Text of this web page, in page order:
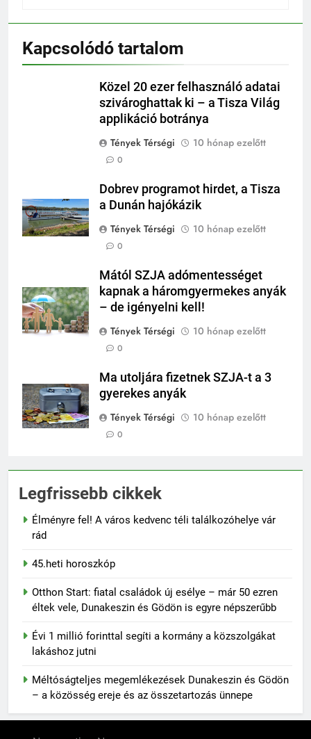
Kapcsolódó tartalom
Közel 20 ezer felhasználó adatai
szivároghattak ki – a Tisza Világ
applikáció botránya
Tények Térségi
10 hónap ezelőtt
0
Dobrev programot hirdet, a Tisza
a Dunán hajókázik
Tények Térségi
10 hónap ezelőtt
0
Mától SZJA adómentességet
kapnak a háromgyermekes anyák
– de igényelni kell!
Tények Térségi
10 hónap ezelőtt
0
Ma utoljára fizetnek SZJA-t a 3
gyerekes anyák
Tények Térségi
10 hónap ezelőtt
0
Legfrissebb cikkek
Élményre fel! A város kedvenc téli találkozóhelye vár
rád
45.heti horoszkóp
Otthon Start: fiatal családok új esélye – már 50 ezren
éltek vele, Dunakeszin és Gödön is egyre népszerűbb
Évi 1 millió forinttal segíti a kormány a közszolgákat
lakáshoz jutni
Méltóságteljes megemlékezések Dunakeszin és Gödön
– a közösség ereje és az összetartozás ünnepe